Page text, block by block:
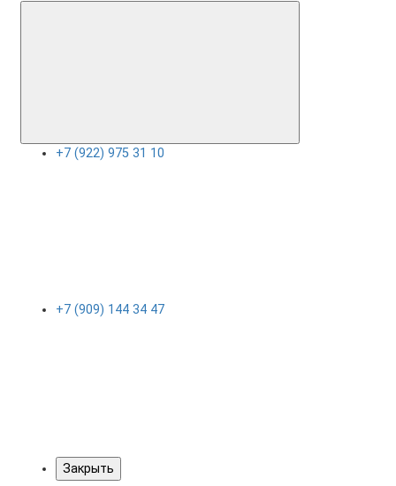
+7 (922) 975 31 10
+7 (909) 144 34 47
Закрыть